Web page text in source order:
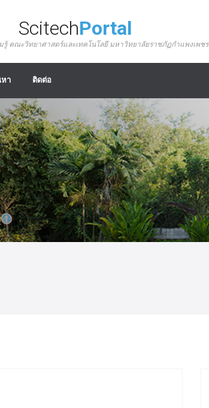
ScitechPortal
คณะวิทยาศาสตร์และเทคโนโลยี มหาวิทยาลัยราชภัฏกำแพงเพชร
า ติดต่อ